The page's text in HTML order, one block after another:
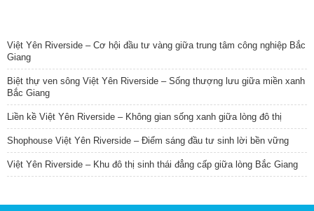
Việt Yên Riverside – Cơ hội đầu tư vàng giữa trung tâm công nghiệp Bắc
Giang
Biệt thự ven sông Việt Yên Riverside – Sống thượng lưu giữa miền xanh
Bắc Giang
Liền kề Việt Yên Riverside – Không gian sống xanh giữa lòng đô thị
Shophouse Việt Yên Riverside – Điểm sáng đầu tư sinh lời bền vững
Việt Yên Riverside – Khu đô thị sinh thái đẳng cấp giữa lòng Bắc Giang